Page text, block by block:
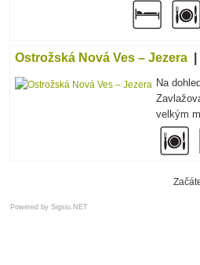
Ostrožská Nová Ves – Jezera |
Na
velkým
Powered by Sigsiu.NET